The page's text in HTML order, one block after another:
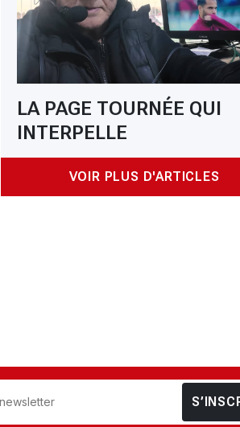
LA PAGE TOURNÉE QUI
INTERPELLE
VOIR PLUS D'ARTICLES